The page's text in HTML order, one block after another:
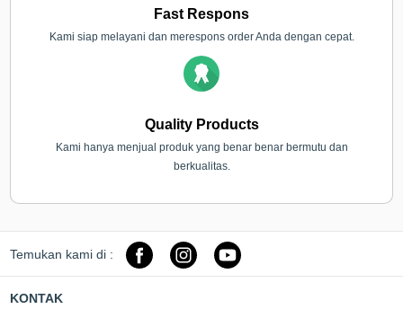
Fast Respons
Kami siap melayani dan merespons order Anda dengan cepat.
Quality Products
Kami hanya menjual produk yang benar benar bermutu dan
berkualitas.
Temukan kami di :
KONTAK